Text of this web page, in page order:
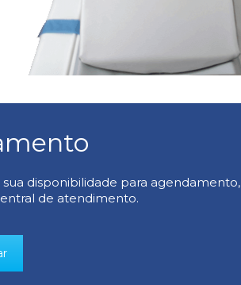
disponibilidade para agendamento,
de atendimento.